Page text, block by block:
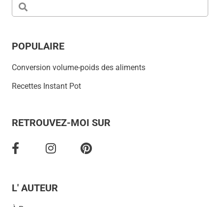
POPULAIRE
Conversion volume-poids des aliments
Recettes Instant Pot
RETROUVEZ-MOI SUR
L' AUTEUR